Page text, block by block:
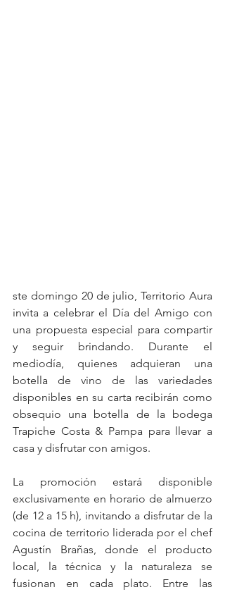
ste domingo 20 de julio, Territorio Aura
invita a celebrar el Día del Amigo con
una propuesta especial para compartir
y seguir brindando. Durante el
mediodía, quienes adquieran una
botella de vino de las variedades
disponibles en su carta recibirán como
obsequio una botella de la bodega
Trapiche Costa & Pampa para llevar a
casa y disfrutar con amigos.
La promoción estará disponible
exclusivamente en horario de almuerzo
(de 12 a 15 h), invitando a disfrutar de la
cocina de territorio liderada por el chef
Agustín Brañas, donde el producto
local, la técnica y la naturaleza se
fusionan en cada plato. Entre las